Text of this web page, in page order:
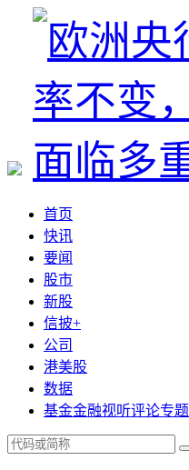
首页
快讯
要闻
股市
新股
信披+
公司
港美股
数据
基金金融视听评论专题